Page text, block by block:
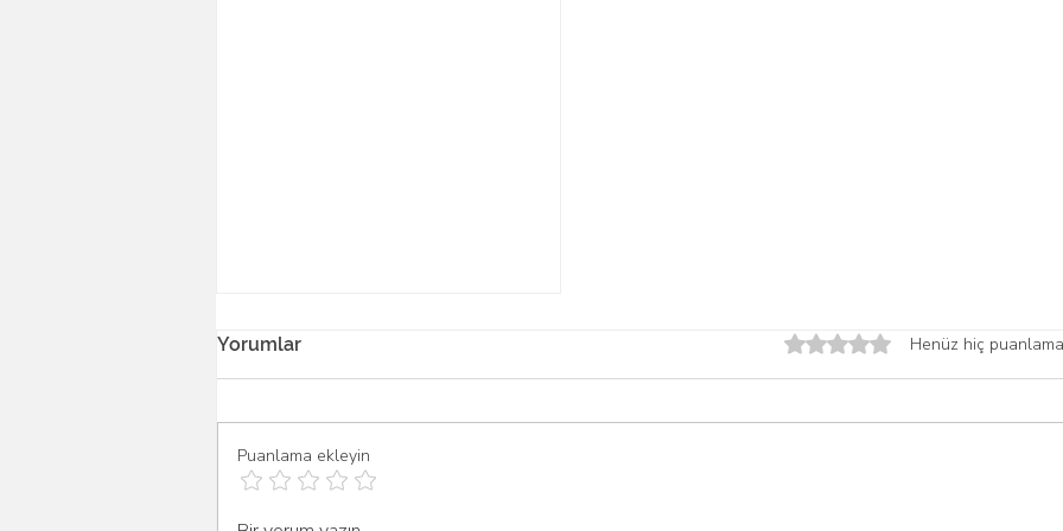
HERKES BAĞIMLI OLABİLİR
Yorumlar 5 üzerinden 0 yıldız
Henüz hiç
Puanlama ekleyin